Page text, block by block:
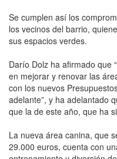
Se cumplen así los
los vecinos del barrio,
sus espacios verdes.
Darío Dolz ha afirmado que
en mejorar y renovar las
con los nuevos
adelante”, y ha adelantado
que la de este año, que ha
La nueva área canina, que
29.000 euros, cuenta con